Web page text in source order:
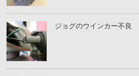
ジョグのウインカー不良